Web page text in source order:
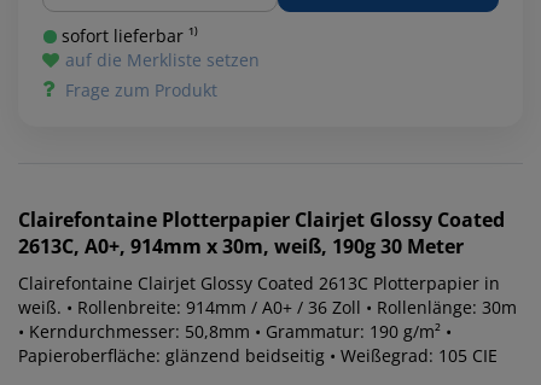
sofort lieferbar ¹⁾
auf die Merkliste setzen
Frage zum Produkt
Clairefontaine Plotterpapier Clairjet Glossy Coated
2613C, A0+, 914mm x 30m, weiß, 190g 30 Meter
Clairefontaine Clairjet Glossy Coated 2613C Plotterpapier in
weiß. • Rollenbreite: 914mm / A0+ / 36 Zoll • Rollenlänge: 30m
• Kerndurchmesser: 50,8mm • Grammatur: 190 g/m² •
Papieroberfläche: glänzend beidseitig • Weißegrad: 105 CIE